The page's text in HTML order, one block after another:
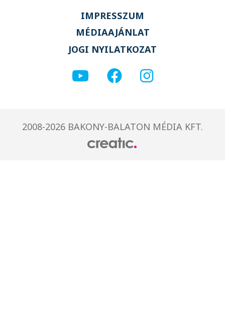
IMPRESSZUM
MÉDIAAJÁNLAT
JOGI NYILATKOZAT
2008-2026 BAKONY-BALATON MÉDIA KFT.